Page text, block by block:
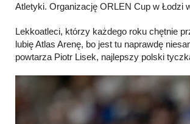
Atletyki. Organizację ORLEN Cup w Łodzi
Lekkoatleci, którzy każdego roku chętnie
lubię Atlas Arenę, bo jest tu naprawdę
powtarza Piotr Lisek, najlepszy polski